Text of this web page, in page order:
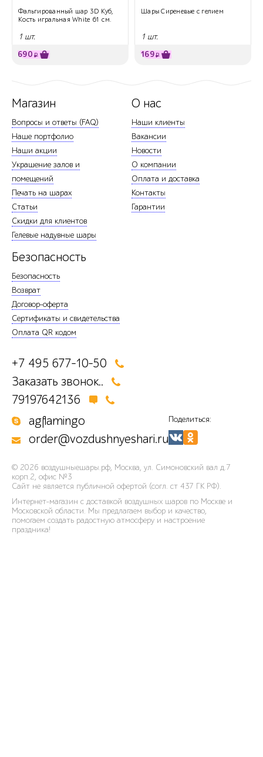
Фальгированный шар 3D Куб,
Кость игральная White 61 см.
1 шт.
690 ₽
Шары Сиреневые с гелием
1 шт.
169₽
Магазин
Вопросы и ответы (FAQ)
Наше портфолио
Наши акции
Украшение залов и
помещений
Печать на шарах
Статьи
Скидки для клиентов
Гелевые надувные шары
О нас
Наши клиенты
Вакансии
Новости
О компании
Оплата и доставка
Контакты
Гарантии
Безопасность
Безопасность
Возврат
Договор-оферта
Сертификаты и свидетельства
Оплата QR кодом
+7 495 677-10-50
Заказать звонок..
79197642136
agflamingo
order@vozdushnyeshari.ru
Поделиться:
© 2026 воздушныешары.рф, Москва, ул. Симоновский вал д.7
корп.2, офис №3
Сайт не является публичной офертой (согл. ст 437 ГК РФ).
Интернет-магазин с доставкой воздушных шаров по Москве и
Московской области. Мы предлагаем выбор и качество,
помогаем создать радостную атмосферу и настроение
праздника!